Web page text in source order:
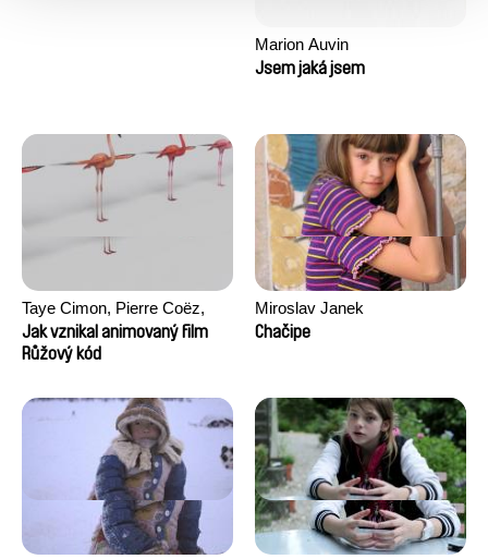
Marion Auvin
Jsem jaká jsem
Taye Cimon, Pierre Coëz,
Julie Groux, Sandra Leydier,
Manuarii Morel, Romain
Jak vznikal animovaný film
Růžový kód
Miroslav Janek
Chačipe